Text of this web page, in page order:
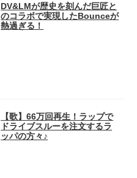
DV&LMが歴史を刻んだ巨匠と
のコラボで実現したBounceが
熱過ぎる！
【歌】66万回再生！ラップで
ドライブスルーを注文するラ
ッパの方々♪